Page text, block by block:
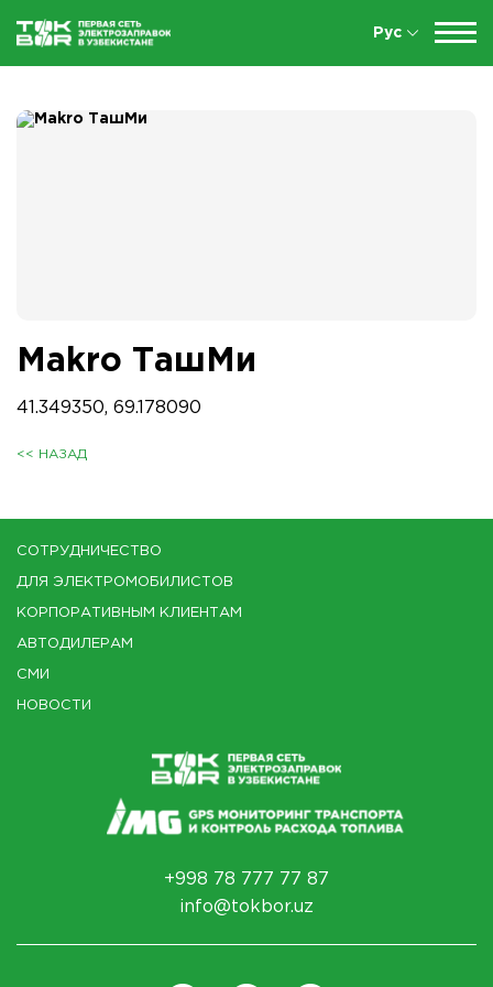
Рус
Makro ТашМи
41.349350, 69.178090
<< НАЗАД
СОТРУДНИЧЕСТВО
ДЛЯ ЭЛЕКТРОМОБИЛИСТОВ
КОРПОРАТИВНЫМ КЛИЕНТАМ
АВТОДИЛЕРАМ
СМИ
НОВОСТИ
+998 78 777 77 87
info@tokbor.uz